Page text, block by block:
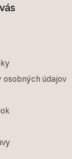
osobných údajov